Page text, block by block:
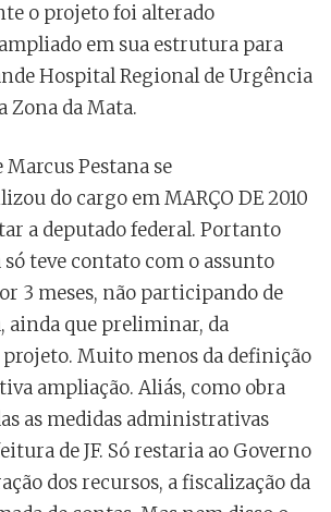
o projeto foi alterado
em sua estrutura para
Hospital Regional de Urgência
Zona da Mata.
Pestana se
do cargo em MARÇO DE 2010
a deputado federal. Portanto
teve contato com o assunto
3 meses, não participando de
ainda que preliminar, da
Muito menos da definição
ampliação. Aliás, como obra
as medidas administrativas
de JF. Só restaria ao Governo
dos recursos, a fiscalização da